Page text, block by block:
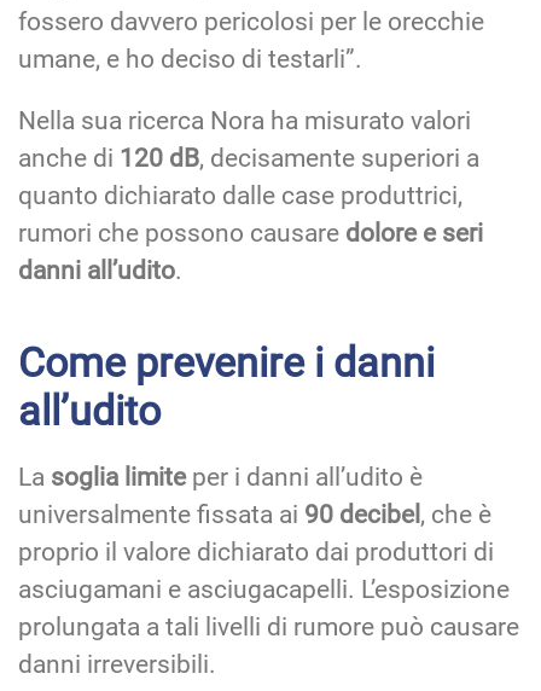
fossero davvero pericolosi per le orecchie
umane, e ho deciso di testarli”.
Nella sua ricerca Nora ha misurato valori
anche di 120 dB, decisamente superiori a
quanto dichiarato dalle case produttrici,
rumori che possono causare dolore e seri
danni all’udito.
Come prevenire i danni
all’udito
La soglia limiteper i danni all’udito è
universalmente fissata ai 90 decibel , che è
proprio il valore dichiarato dai produttori di
asciugamani e asciugacapelli. L’esposizione
prolungata a tali livelli di rumore può causare
danni irreversibili.